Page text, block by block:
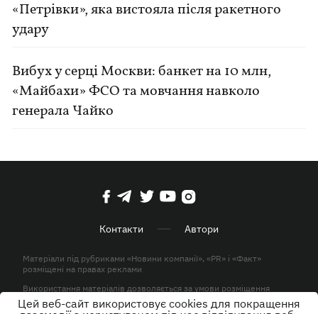
«Петрівки», яка вистояла після ракетного
удару
Вибух у серці Москви: банкет на 10 млн,
«Майбахи» ФСО та мовчання навколо
генерала Чайко
Контакти Автори
Матеріали під рубриками «Новини компанії», «PR» і «Факт»
розміщені на правах реклами
Використання матеріалів дозволяється за умови розміщення
активного гіперпосилання на KP.UA в першому абзаці.
Цей веб-сайт використовує cookies для покращення